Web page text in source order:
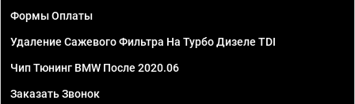
Формы Оплаты
Удаление Сажевого Фильтра На Турбо Дизеле TDI
Чип Тюнинг BMW После 2020.06
Заказать Звонок